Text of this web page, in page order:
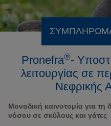
Pronefra®-
λειτουργίας σε
Νεφρικής
Μοναδική καινοτομία για τη
νόσου σε σκύλους και γάτες